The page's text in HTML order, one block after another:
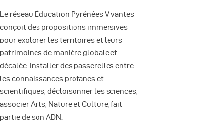
Le réseau Éducation Pyrénées Vivantes
conçoit des propositions immersives
pour explorer les territoires et leurs
patrimoines de manière globale et
décalée. Installer des passerelles entre
les connaissances profanes et
scientifiques, décloisonner les sciences,
associer Arts, Nature et Culture, fait
partie de son ADN.